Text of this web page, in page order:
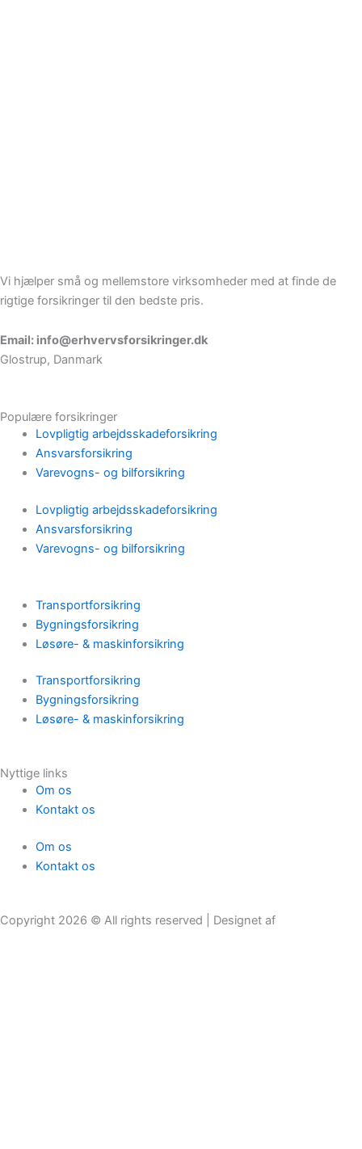
Vi hjælper små og mellemstore virksomheder med at finde de
rigtige forsikringer til den bedste pris.
Email: info@erhvervsforsikringer.dk
Glostrup, Danmark
Populære forsikringer
Lovpligtig arbejdsskadeforsikring
Ansvarsforsikring
Varevogns- og bilforsikring
Lovpligtig arbejdsskadeforsikring
Ansvarsforsikring
Varevogns- og bilforsikring
Transportforsikring
Bygningsforsikring
Løsøre- & maskinforsikring
Transportforsikring
Bygningsforsikring
Løsøre- & maskinforsikring
Nyttige links
Om os
Kontakt os
Om os
Kontakt os
Copyright 2026 © All rights reserved | Designet af